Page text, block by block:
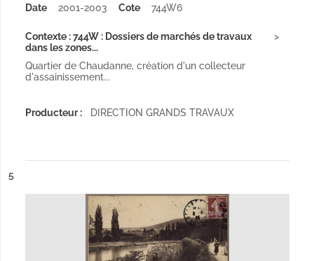
Date 2001-2003 Cote 744W6
Contexte : 744W : Dossiers de marchés de travaux
dans les zones...
Quartier de Chaudanne, création d'un collecteur
d'assainissement...
Producteur : DIRECTION GRANDS TRAVAUX
n°
5